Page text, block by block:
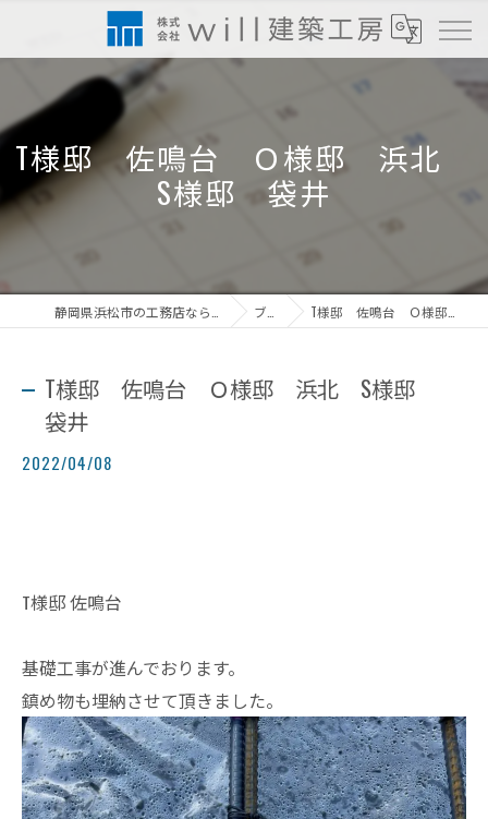
T様邸 佐鳴台 Ｏ様邸 浜北
S様邸 袋井
ブログ T様邸 佐鳴台 Ｏ様邸 浜北 S様邸 袋井
T様邸 佐鳴台 Ｏ様邸 浜北 S様邸
袋井
2022/04/08
T様邸 佐鳴台
基礎工事が進んでおります。
鎮め物も埋納させて頂きました。